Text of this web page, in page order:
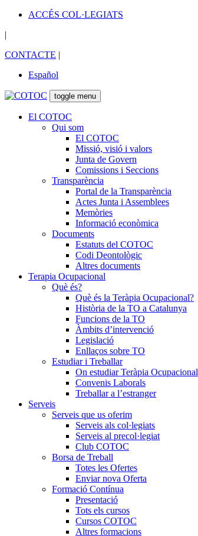
ACCÉS COL·LEGIATS
|
CONTACTE |
Español
toggle menu
El COTOC
Qui som
El COTOC
Missió, visió i valors
Junta de Govern
Comissions i Seccions
Transparència
Portal de la Transparència
Actes Junta i Assemblees
Memòries
Informació econòmica
Documents
Estatuts del COTOC
Codi Deontològic
Altres documents
Terapia Ocupacional
Què és?
Què és la Teràpia Ocupacional?
Història de la TO a Catalunya
Funcions de la TO
Àmbits d’intervenció
Legislació
Enllaços sobre TO
Estudiar i Treballar
On estudiar Teràpia Ocupacional
Convenis Laborals
Treballar a l’estranger
Serveis
Serveis que us oferim
Serveis als col·legiats
Serveis al precol·legiat
Club COTOC
Borsa de Treball
Totes les Ofertes
Enviar nova Oferta
Formació Contínua
Presentació
Tots els cursos
Cursos COTOC
Altres formacions